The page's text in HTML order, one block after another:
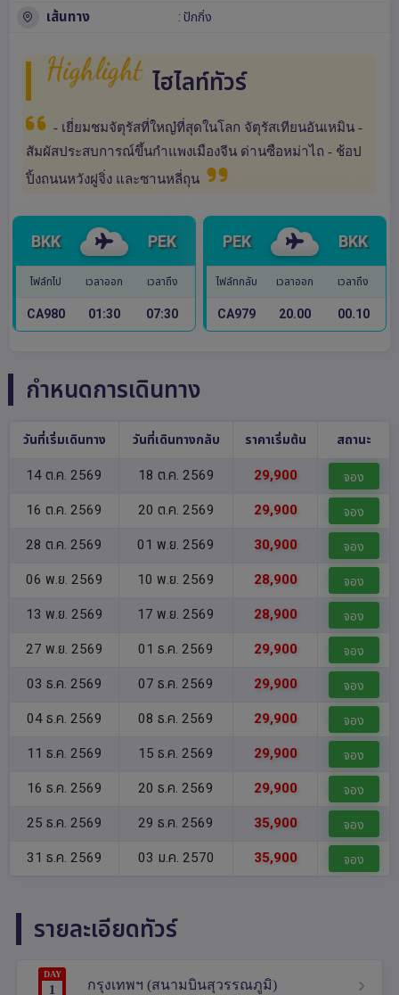
เส้นทาง : ปักกิ่ง
Highlight ไฮไลท์ทัวร์
- เยี่ยมชมจัตุรัสที่ใหญ๋ที่สุดในโลก จัตุรัสเทียนอันเหมิน -
สัมผัสประสบการณ์ขึ้นกำแพงเมืองจีน ด่านซือหม่าไถ - ช้อป
ปิ้งถนนหวังฝูจิ่ง และซานหลี่ถุน
BKK PEK
ไฟล์ทไป เวลาออก เวลาถึง
CA980 01:30 07:30
PEK BKK
ไฟล์ทกลับ เวลาออก เวลาถึง
CA979 20.00 00.10
กำหนดการเดินทาง
วันที่เริ่มเดินทาง วันที่เดินทางกลับ ราคาเริ่มต้น สถานะ
14 ต.ค. 2569 18 ต.ค. 2569 29,900 จอง
16 ต.ค. 2569 20 ต.ค. 2569 29,900 จอง
28 ต.ค. 2569 01 พ.ย. 2569 30,900 จอง
06 พ.ย. 2569 10 พ.ย. 2569 28,900 จอง
13 พ.ย. 2569 17 พ.ย. 2569 28,900 จอง
27 พ.ย. 2569 01 ธ.ค. 2569 29,900 จอง
03 ธ.ค. 2569 07 ธ.ค. 2569 29,900 จอง
04 ธ.ค. 2569 08 ธ.ค. 2569 29,900 จอง
11 ธ.ค. 2569 15 ธ.ค. 2569 29,900 จอง
16 ธ.ค. 2569 20 ธ.ค. 2569 29,900 จอง
25 ธ.ค. 2569 29 ธ.ค. 2569 35,900 จอง
31 ธ.ค. 2569 03 ม.ค. 2570 35,900 จอง
รายละเอียดทัวร์
DAY
1 กรุงเทพฯ (สนามบินสุวรรณภูมิ)